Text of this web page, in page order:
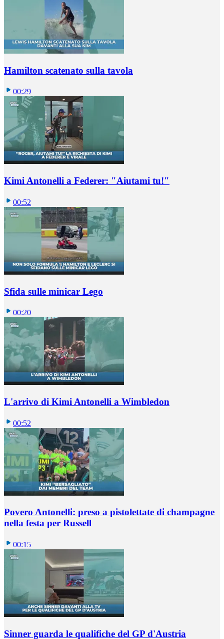
Hamilton scatenato sulla tavola
00:29
Kimi Antonelli a Federer: "Aiutami tu!"
00:52
Sfida sulle minicar Lego
00:20
L'arrivo di Kimi Antonelli a Wimbledon
00:52
Povero Antonelli: preso a pistolettate di champagne
nella festa per Russell
00:15
Sinner guarda le qualifiche del GP d'Austria